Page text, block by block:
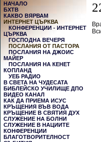
НАЧАЛО
БХТВ
КАКВО ВЯРВАМ
ИНТЕРНЕТ ЦЪРКВА
КОНФЕРЕНЦИИ - ИНТЕРНЕТ
ЦЪРКВА
ГОСПОДНА ВЕЧЕРЯ
ПОСЛАНИЯ ОТ ПАСТОРА
ПОСЛАНИЯ НА ДЖОИС
МАЙЕР
ПОСЛАНИЯ НА КЕНЕТ
КОПЛАНД
УЕБ РАДИО
В СВЕТА НА ЧУДЕСАТА
БИБЛЕЙСКО УЧИЛИЩЕ ДПО
ВИДЕО КАНАЛ
КАК ДА ПРИЕМА ИСУС
КРЪЩЕНИЯ ВЪВ ВОДА
КРЪЩЕНИЕ В СВЯТИЯ ДУХ
СЛУЖЕНИЕ НА БОЛНИ
СЛУЖЕНИЕ В НАЦИИТЕ
КОНФЕРЕНЦИИ
БЛАГОТВОРИТЕЛНОСТ